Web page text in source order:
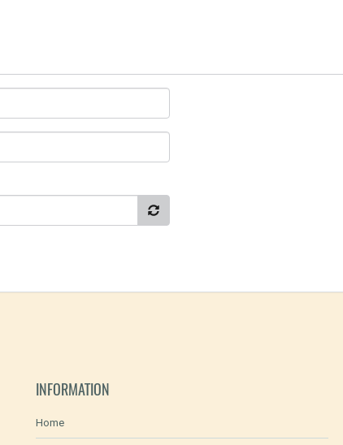
INFORMATION
Home